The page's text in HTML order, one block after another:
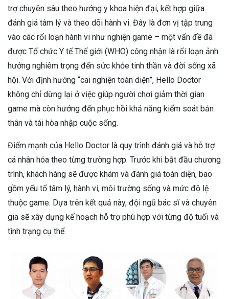
trợ chuyên sâu theo hướng y khoa hiện đại, kết hợp giữa
đánh giá tâm lý và theo dõi hành vi. Đây là đơn vị tập trung
vào các rối loạn hành vi như nghiện game – một vấn đề đã
được Tổ chức Y tế Thế giới (WHO) công nhận là rối loạn ảnh
hưởng nghiêm trọng đến sức khỏe tinh thần và đời sống xã
hội. Với định hướng “cai nghiện toàn diện”, Hello Doctor
không chỉ dừng lại ở việc giúp người chơi giảm thời gian
game mà còn hướng đến phục hồi khả năng kiểm soát bản
thân và tái hòa nhập cuộc sống.
Điểm mạnh của Hello Doctor là quy trình đánh giá và hỗ trợ
cá nhân hóa theo từng trường hợp. Trước khi bắt đầu chương
trình, khách hàng sẽ được khám và đánh giá toàn diện, bao
gồm yếu tố tâm lý, hành vi, môi trường sống và mức độ lệ
thuộc game. Dựa trên kết quả này, đội ngũ bác sĩ và chuyên
gia sẽ xây dựng kế hoạch hỗ trợ phù hợp với từng độ tuổi và
tình trạng cụ thể.